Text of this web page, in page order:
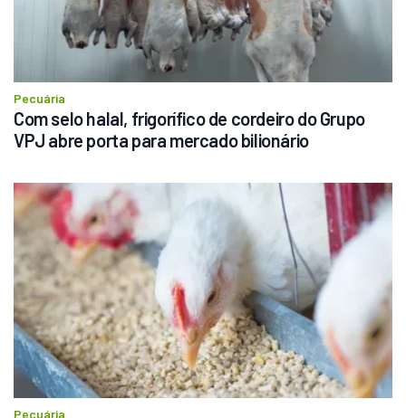
Pecuária
Com selo halal, frigorífico de cordeiro do Grupo
VPJ abre porta para mercado bilionário
Pecuária